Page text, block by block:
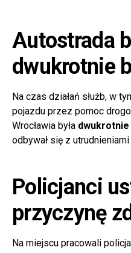
Autostrada
dwukrotnie
Na czas działań służb, w
pojazdu przez pomoc
Wrocławia była dwukrotnie
odbywał się z
Policjanci
przyczynę
Na miejscu pracowali